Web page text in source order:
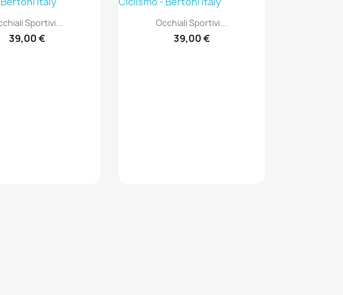
Anteprima
Sportivi...
39,00 €
Anteprima
Occhiali Sportivi...
39,00 €